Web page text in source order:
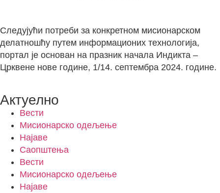
Следујући потреби за конкретном мисионарском
делатношћу путем информационих технологија,
портал је основан на празник начала Индикта –
Црквене нове године, 1/14. септембра 2024. године.
Актуелно
Вести
Мисионарско одељење
Најаве
Саопштења
Вести
Мисионарско одељење
Најаве